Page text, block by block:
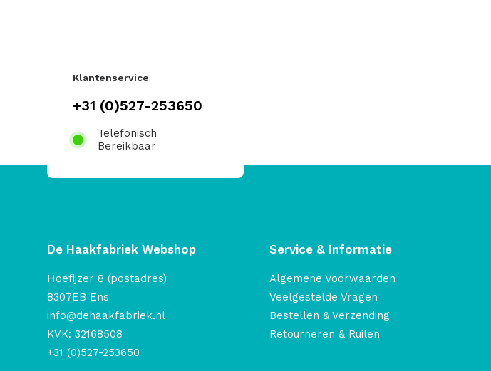
Klantenservice
+31 (0)527-253650
Telefonisch
Bereikbaar
De Haakfabriek Webshop
Hoefijzer 8 (postadres)
8307EB Ens
info@dehaakfabriek.nl
KVK: 32168508
+31 (0)527-253650
Service & Informatie
Algemene Voorwaarden
Veelgestelde Vragen
Bestellen & Verzending
Retourneren & Ruilen